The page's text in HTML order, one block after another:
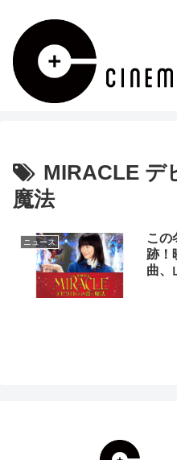
MIRACLE デ
魔法
ニュース
この
跡！
曲、